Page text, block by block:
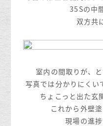
35Sの中
双方共
室内の間取りが、
写真では分かりにくい
ちょこっと出た玄
これから外壁
現場の進